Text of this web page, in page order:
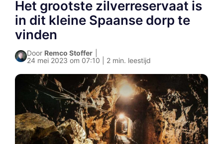
Het grootste zilverreservaat is
in dit kleine Spaanse dorp te
vinden
Door Remco Stoffer
24 mei 2023 om 07:10 | 2 min. leestijd